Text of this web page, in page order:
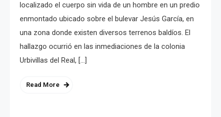
localizado el cuerpo sin vida de un hombre en un predio
enmontado ubicado sobre el bulevar Jesús García, en
una zona donde existen diversos terrenos baldíos. El
hallazgo ocurrió en las inmediaciones de la colonia
Urbivillas del Real, […]
Read More